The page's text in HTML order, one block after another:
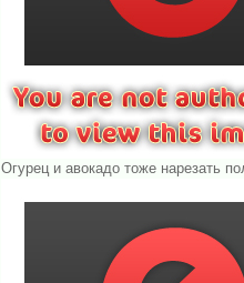
Огурец и авокадо тоже нарезать